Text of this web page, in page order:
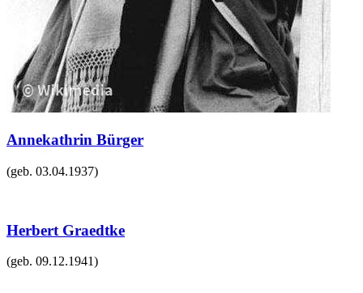
Annekathrin Bürger
(geb. 03.04.1937)
Herbert Graedtke
(geb. 09.12.1941)